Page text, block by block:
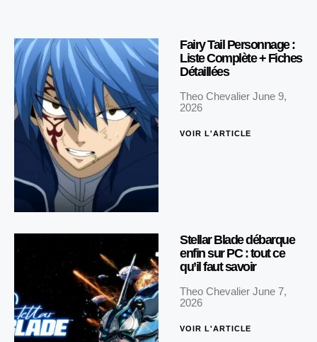
Fairy Tail Personnage :
Liste Complète + Fiches
Détaillées
Theo Chevalier June 9,
2026
VOIR L'ARTICLE
Stellar Blade débarque
enfin sur PC : tout ce
qu’il faut savoir
Theo Chevalier June 7,
2026
VOIR L'ARTICLE